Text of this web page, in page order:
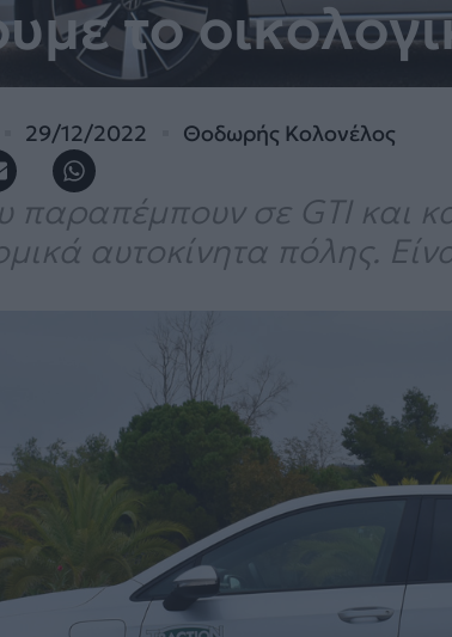
το
29/12/2022 Θοδωρής Κολονέλος
παραπέμπουν σε GTI και
αυτοκίνητα πόλης.